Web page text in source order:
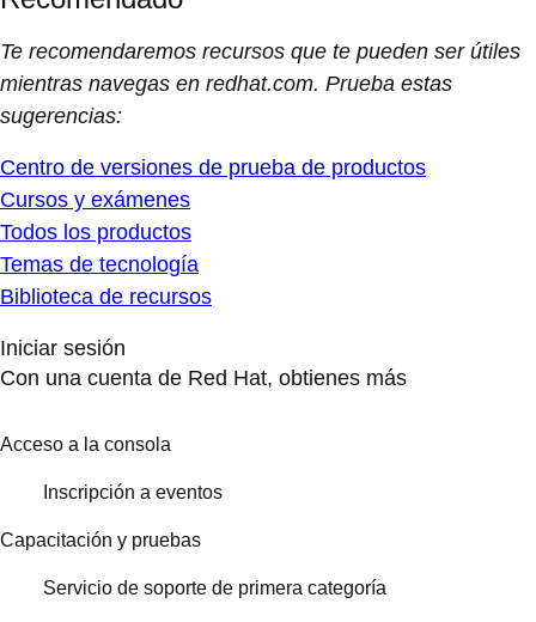
Te recomendaremos recursos que te pueden ser útiles
mientras navegas en redhat.com. Prueba estas
sugerencias:
Centro de versiones de prueba de productos
Cursos y exámenes
Todos los productos
Temas de tecnología
Biblioteca de recursos
Iniciar sesión
Con una cuenta de Red Hat, obtienes más
Acceso a la consola
Inscripción a eventos
Capacitación y pruebas
Servicio de soporte de primera categoría